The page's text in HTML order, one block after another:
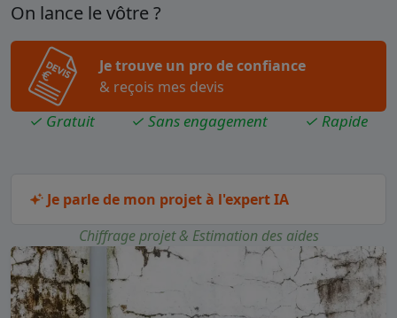
On lance le vôtre ?
Je trouve un pro de confiance
& reçois mes devis
✓ Gratuit ✓ Sans engagement ✓ Rapide
Je parle de mon projet à l'expert IA
Chiffrage projet & Estimation des aides